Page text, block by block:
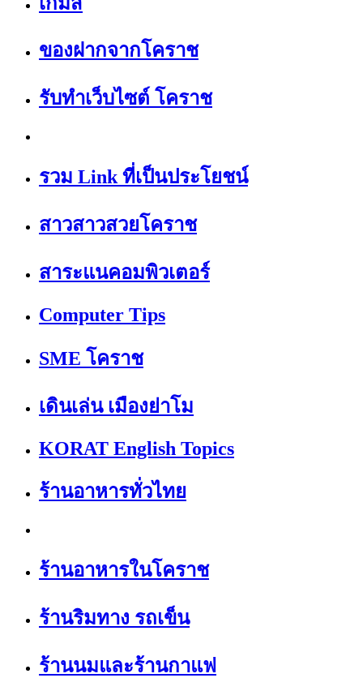
ของฝากจากโคราช
รับทำเว็บไซต์ โคราช
รวม Link ที่เป็นประโยชน์
สาวสาวสวยโคราช
สาระแนคอมพิวเตอร์
Computer Tips
SME โคราช
เดินเล่น เมืองย่าโม
KORAT English Topics
ร้านอาหารทั่วไทย
ร้านอาหารในโคราช
ร้านริมทาง รถเข็น
ร้านนมและร้านกาแฟ